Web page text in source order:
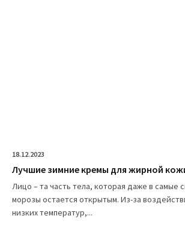
18.12.2023
Лучшие зимние кремы для жирной
Лицо – та часть тела, которая даже в самые
морозы остается открытым. Из-за
низких температур,...